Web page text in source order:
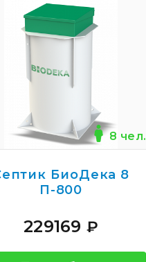
8 чел.
БиоДека 8
П-800
229169 ₽